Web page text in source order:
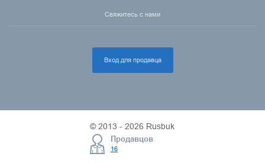
Свяжитесь с нами
Вход для продавца
© 2013 - 2026 Rusbuk
Продавцов
16